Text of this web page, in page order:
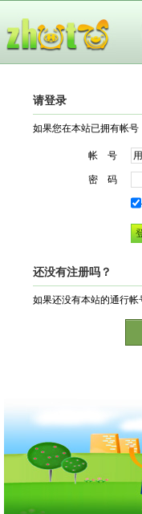
请登录
如果您在本站已拥有帐
帐 号
密 码
还没有注册吗？
如果还没有本站的通行帐